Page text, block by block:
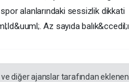
alanlarındaki sessizlik dikkati
Az sayıda balık&ccedil;ı
diğer ajanslar tarafından eklenen